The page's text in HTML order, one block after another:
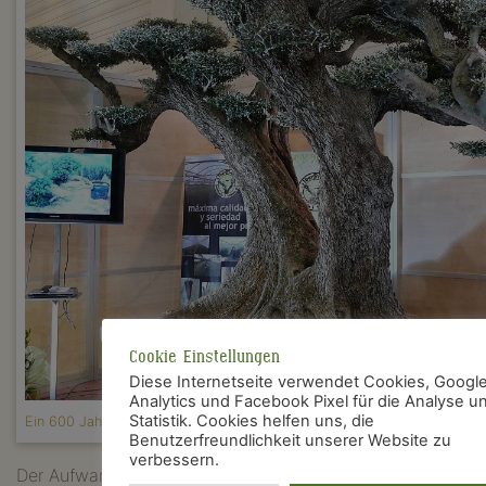
Ein 600 Jahre alter spanischer Olivenbaum
Der Aufwand der Aussteller ist enorm: vier bis fünf
Cookie Einstellungen
Diese Internetseite verwendet Cookies,
Analytics und Facebook Pixel für die Analyse
Statistik. Cookies helfen uns, die
Benutzerfreundlichkeit unserer Website zu
verbessern.